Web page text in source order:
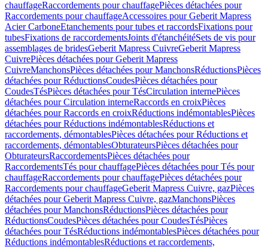
chauffageRaccordements pour chauffagePièces détachées pour
Raccordements pour chauffageAccessoires pour Geberit Mapress
Acier CarboneEtanchements pour tubes et raccordsFixations pour
tubesFixations de raccordementsJoints d'étanchéitéSets de vis pour
assemblages de bridesGeberit Mapress CuivreGeberit Mapress
CuivrePièces détachées pour Geberit Mapress
CuivreManchonsPièces détachées pour ManchonsRéductionsPièces
détachées pour RéductionsCoudesPièces détachées pour
CoudesTésPièces détachées pour TésCirculation internePièces
détachées pour Circulation interneRaccords en croixPièces
détachées pour Raccords en croixRéductions indémontablesPièces
détachées pour Réductions indémontablesRéductions et
raccordements, démontablesPièces détachées pour Réductions et
raccordements, démontablesObturateursPièces détachées pour
ObturateursRaccordementsPièces détachées pour
RaccordementsTés pour chauffagePièces détachées pour Tés pour
chauffageRaccordements pour chauffagePièces détachées pour
Raccordements pour chauffageGeberit Mapress Cuivre, gazPièces
détachées pour Geberit Mapress Cuivre, gazManchonsPièces
détachées pour ManchonsRéductionsPièces détachées pour
RéductionsCoudesPièces détachées pour CoudesTésPièces
détachées pour TésRéductions indémontablesPièces détachées pour
Réductions indémontablesRéductions et raccordements,